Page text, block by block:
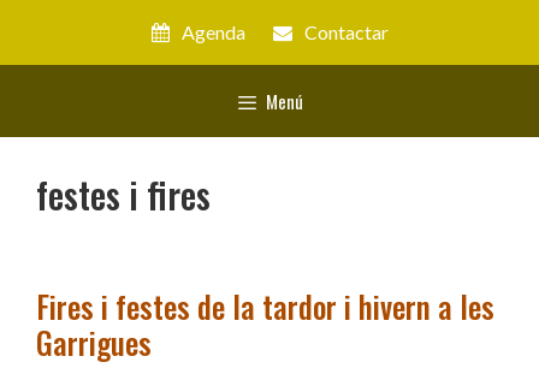
contingut
Agenda Contactar
Menú
festes i fires
Fires i festes de la tardor i hivern a les
Garrigues